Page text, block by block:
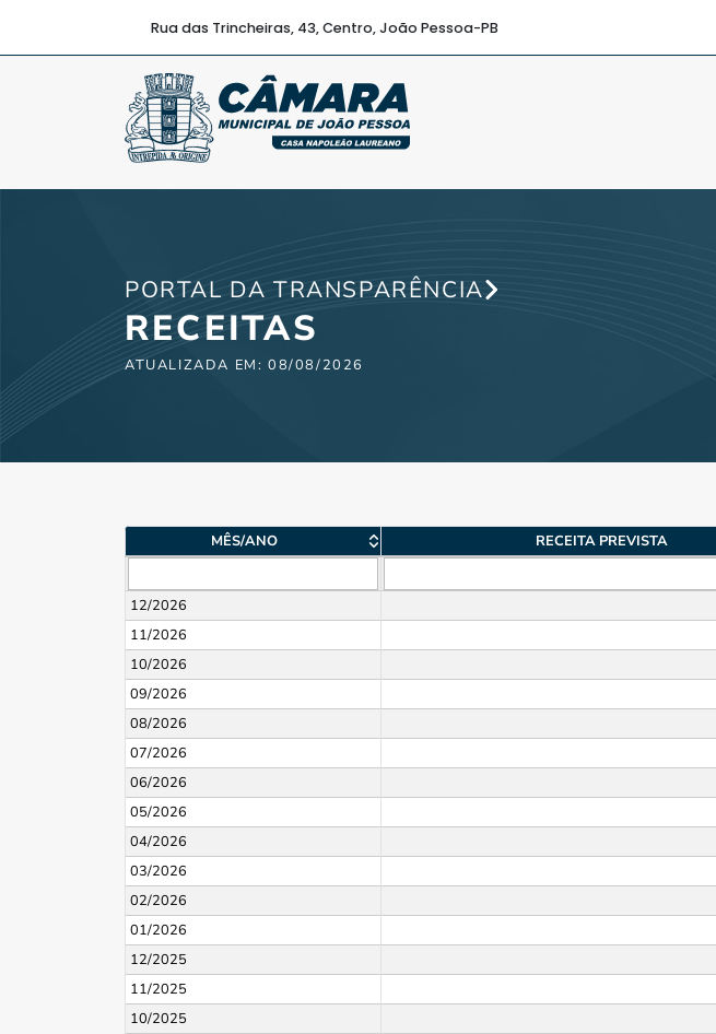
Rua das Trincheiras, 43, Centro, João Pessoa-PB
PORTAL DA TRANSPARÊNCIA
RECEITAS
ATUALIZADA EM: 08/08/2026
MÊS/ANO RECEITA PREVISTA
12/2026
11/2026
10/2026
09/2026
08/2026
07/2026
06/2026
05/2026
04/2026
03/2026
02/2026
01/2026
12/2025
11/2025
10/2025